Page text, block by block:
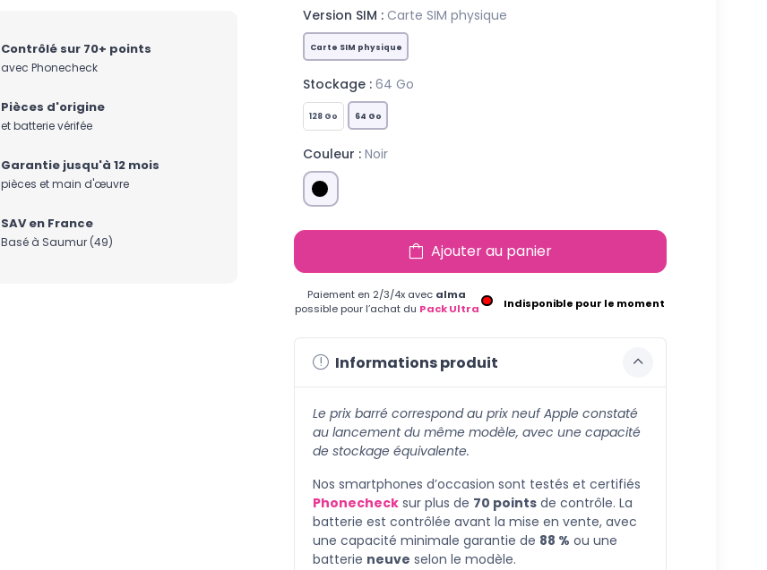
Contrôlé sur 70+ points
avec Phonecheck
Pièces d'origine
et batterie vérifée
Garantie jusqu'à 12 mois
pièces et main d'œuvre
SAV en France
Basé à Saumur (49)
Version SIM : Carte SIM physique
Carte SIM physique
Stockage : 64 Go
128 Go 64 Go
Couleur : Noir
Ajouter au panier
Paiement en 2/3/4x avec alma
possible pour l’achat du Pack Ultra Indisponible pour le moment
Informations produit
Le prix barré correspond au prix neuf Apple constaté
au lancement du même modèle, avec une capacité
de stockage équivalente.
Nos smartphones d’occasion sont testés et certifiés
Phonechecksur plus de 70 pointsde contrôle. La
batterie est contrôlée avant la mise en vente, avec
une capacité minimale garantie de 88 % ou une
batterie neuve selon le modèle.